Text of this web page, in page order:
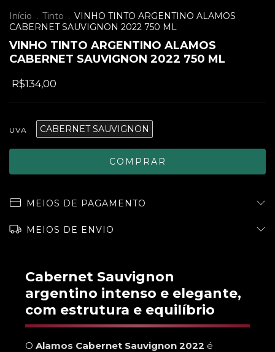
Início . Tinto . VINHO TINTO ARGENTINO ALAMOS
CABERNET SAUVIGNON 2022 750 ML
VINHO TINTO ARGENTINO ALAMOS
CABERNET SAUVIGNON 2022 750 ML
R$134,00
UVA CABERNET SAUVIGNON
MEIOS DE PAGAMENTO
MEIOS DE ENVIO
Cabernet Sauvignon
argentino intenso e elegante,
com estrutura e equilíbrio
O Alamos Cabernet Sauvignon 2022 é